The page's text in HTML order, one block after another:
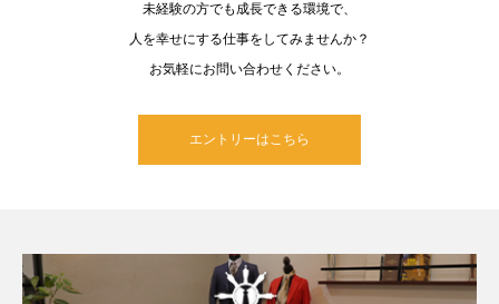
未経験の方でも成長できる環境で、
人を幸せにする仕事をしてみませんか？
お気軽にお問い合わせください。
エントリーはこちら